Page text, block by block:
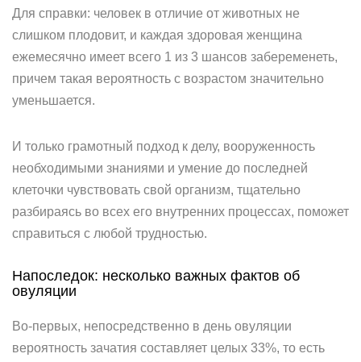
Для справки: человек в отличие от животных не
слишком плодовит, и каждая здоровая женщина
ежемесячно имеет всего 1 из 3 шансов забеременеть,
причем такая вероятность с возрастом значительно
уменьшается.
И только грамотный подход к делу, вооруженность
необходимыми знаниями и умение до последней
клеточки чувствовать свой организм, тщательно
разбираясь во всех его внутренних процессах, поможет
справиться с любой трудностью.
Напоследок: несколько важных фактов об
овуляции
Во-первых, непосредственно в день овуляции
вероятность зачатия составляет целых 33%, то есть